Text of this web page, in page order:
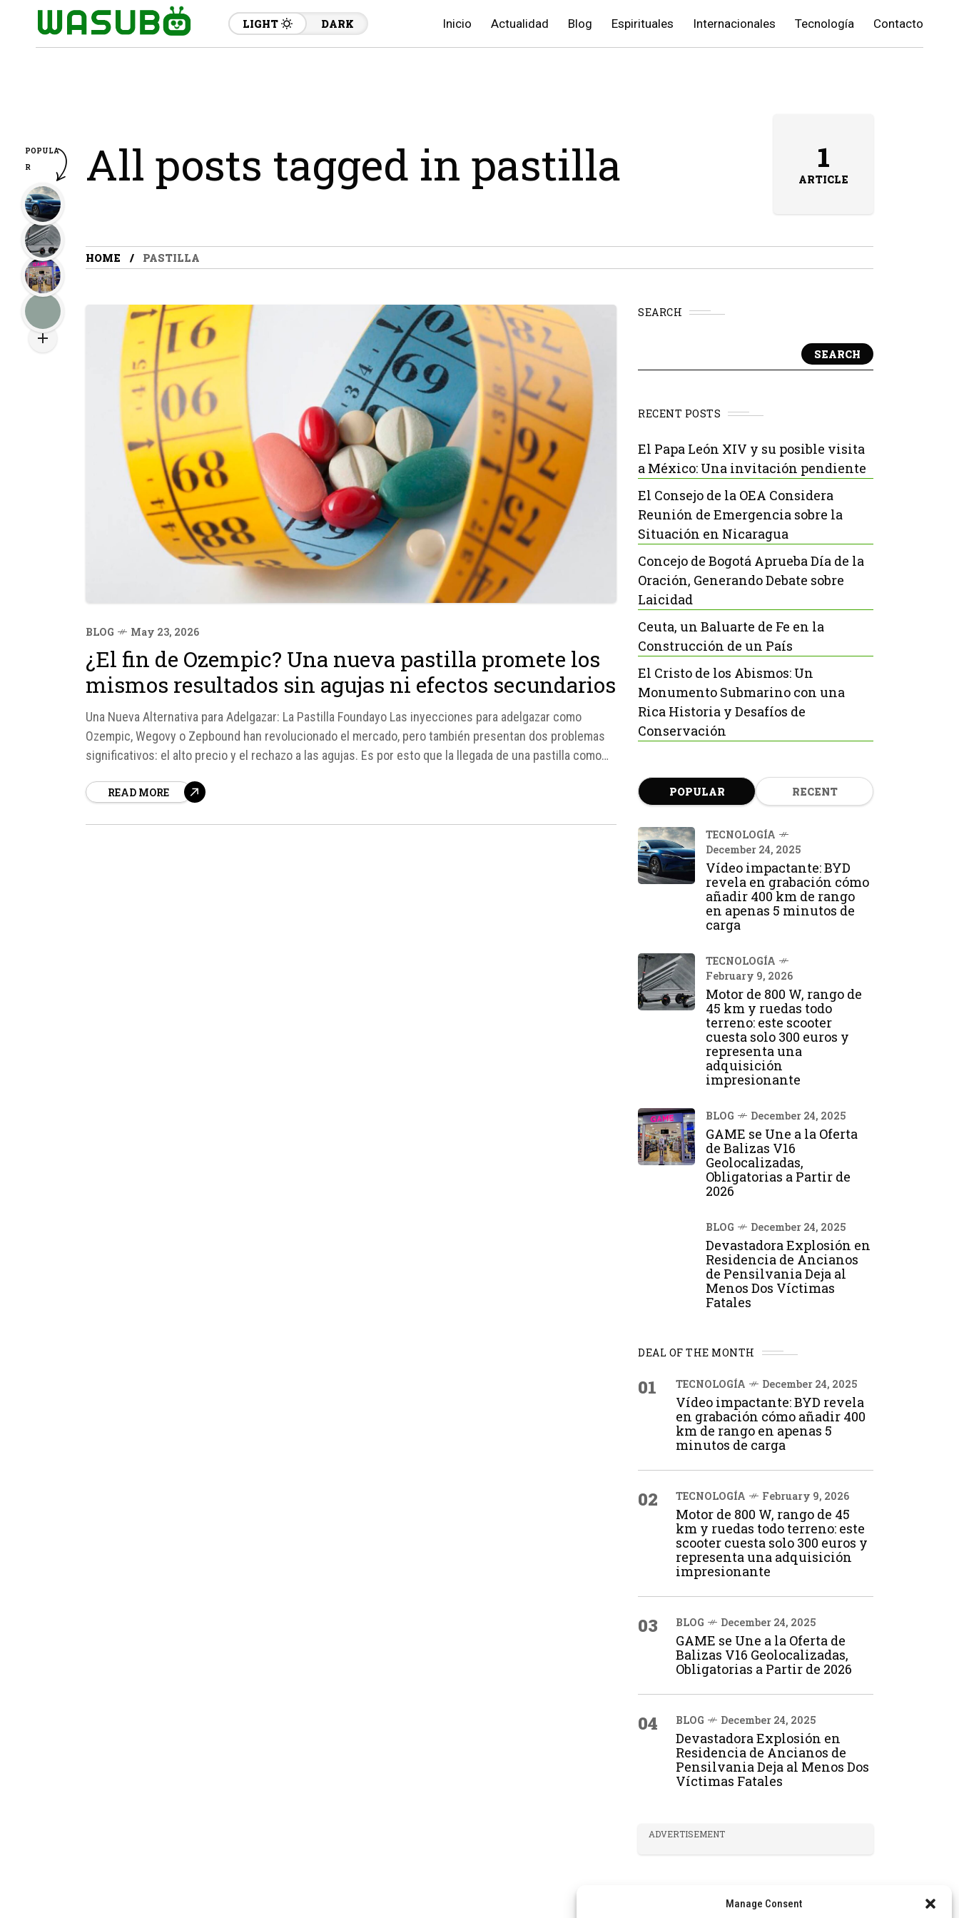
Manage Consent
LIGHT DARK Inicio Actualidad Blog Espirituales Internacionales Tecnología Contacto
All posts tagged in pastilla 1
ARTICLE
HOME PASTILLA
BLOG May 23, 2026
¿El fin de Ozempic? Una nueva pastilla promete los
mismos resultados sin agujas ni efectos secundarios
Una Nueva Alternativa para Adelgazar: La Pastilla Foundayo Las inyecciones para adelgazar como
Ozempic, Wegovy o Zepbound han revolucionado el mercado, pero también presentan dos problemas
significativos: el alto precio y el rechazo a las agujas. Es por esto que la llegada de una pastilla como
READ MORE
SEARCH
SEARCH
RECENT POSTS
El Papa León XIV y su posible visita
a México: Una invitación pendiente
El Consejo de la OEA Considera
Reunión de Emergencia sobre la
Situación en Nicaragua
Concejo de Bogotá Aprueba Día de la
Oración, Generando Debate sobre
Laicidad
Ceuta, un Baluarte de Fe en la
Construcción de un País
El Cristo de los Abismos: Un
Monumento Submarino con una
Rica Historia y Desafíos de
Conservación
POPULAR RECENT
TECNOLOGÍA
December 24, 2025
Vídeo impactante: BYD
revela en grabación cómo
añadir 400 km de rango
en apenas 5 minutos de
carga
TECNOLOGÍA
February 9, 2026
Motor de 800 W, rango de
45 km y ruedas todo
terreno: este scooter
cuesta solo 300 euros y
representa una
adquisición
impresionante
BLOG December 24, 2025
GAME se Une a la Oferta
de Balizas V16
Geolocalizadas,
Obligatorias a Partir de
2026
BLOG December 24, 2025
Devastadora Explosión en
Residencia de Ancianos
de Pensilvania Deja al
Menos Dos Víctimas
Fatales
DEAL OF THE MONTH
01 TECNOLOGÍA December 24, 2025
Vídeo impactante: BYD revela
en grabación cómo añadir 400
km de rango en apenas 5
minutos de carga
02 TECNOLOGÍA February 9, 2026
Motor de 800 W, rango de 45
km y ruedas todo terreno: este
scooter cuesta solo 300 euros y
representa una adquisición
impresionante
03 BLOG December 24, 2025
GAME se Une a la Oferta de
Balizas V16 Geolocalizadas,
Obligatorias a Partir de 2026
04 BLOG December 24, 2025
Devastadora Explosión en
Residencia de Ancianos de
Pensilvania Deja al Menos Dos
Víctimas Fatales
ADVERTISEMENT
POPULA
R